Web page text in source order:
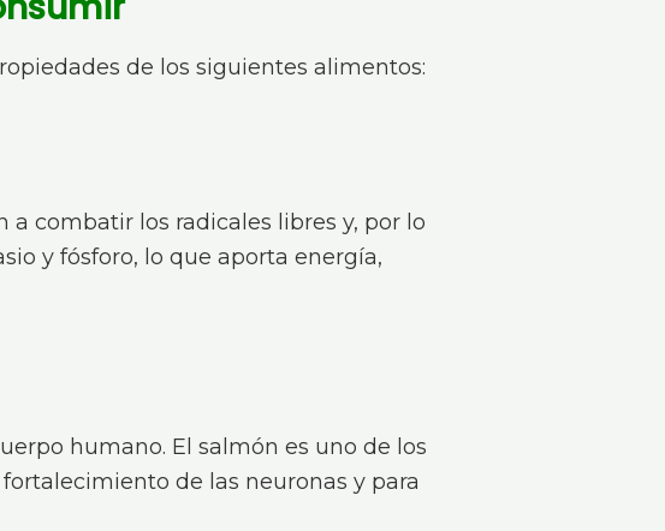
de los siguientes alimentos:
a combatir los radicales libres y, por lo
y fósforo, lo que aporta energía,
humano. El salmón es uno de los
de las neuronas y para